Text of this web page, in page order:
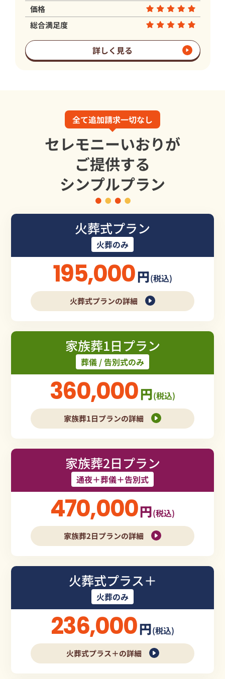
価格
総合満足度
詳しく見る
全て追加請求一切なし
セレモニーいおりが
ご提供する
シンプルプラン
火葬式プラン
火葬のみ
195,000円(税込)
火葬式プランの詳細
家族葬1日プラン
葬儀 / 告別式のみ
360,000円(税込)
家族葬1日プランの詳細
家族葬2日プラン
通夜＋葬儀＋告別式
470,000円(税込)
家族葬2日プランの詳細
火葬式プラス＋
火葬のみ
236,000円(税込)
火葬式プラス＋の詳細